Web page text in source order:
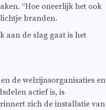
“Hoe oneerlijk het ook
branden.
aan de slag gaat is het
de welzijnsorganisaties en
actief is, is
zich de installatie van